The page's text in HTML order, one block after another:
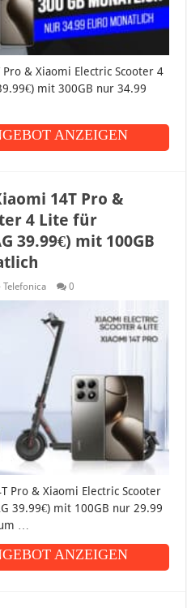
& Xiaomi Electric Scooter 4
mit 300GB nur 34.99
ANZEIGEN
14T Pro &
4 Lite für
39.99€) mit 100GB
Telefonica 0
Pro & Xiaomi Electric Scooter
39.99€) mit 100GB nur 29.99
…
ANZEIGEN